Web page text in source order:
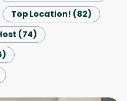
Top Location! (82)
(74)
)